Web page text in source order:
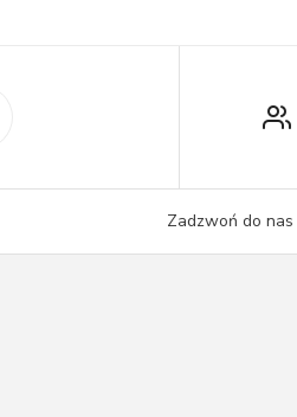
Moje konto
Zadzwoń do nas